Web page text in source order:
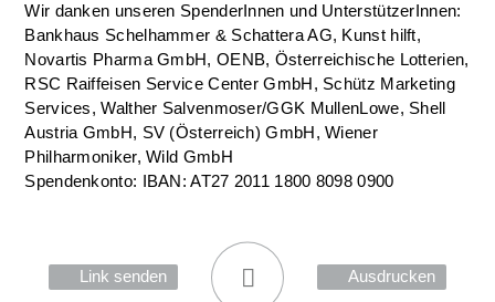
Wir danken unseren SpenderInnen und UnterstützerInnen:
Bankhaus Schelhammer & Schattera AG, Kunst hilft,
Novartis Pharma GmbH, OENB, Österreichische Lotterien,
RSC Raiffeisen Service Center GmbH, Schütz Marketing
Services, Walther Salvenmoser/GGK MullenLowe, Shell
Austria GmbH, SV (Österreich) GmbH, Wiener
Philharmoniker, Wild GmbH
Spendenkonto: IBAN: AT27 2011 1800 8098 0900
Link senden Ausdrucken